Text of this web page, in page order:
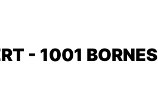
- 1001 BORNES